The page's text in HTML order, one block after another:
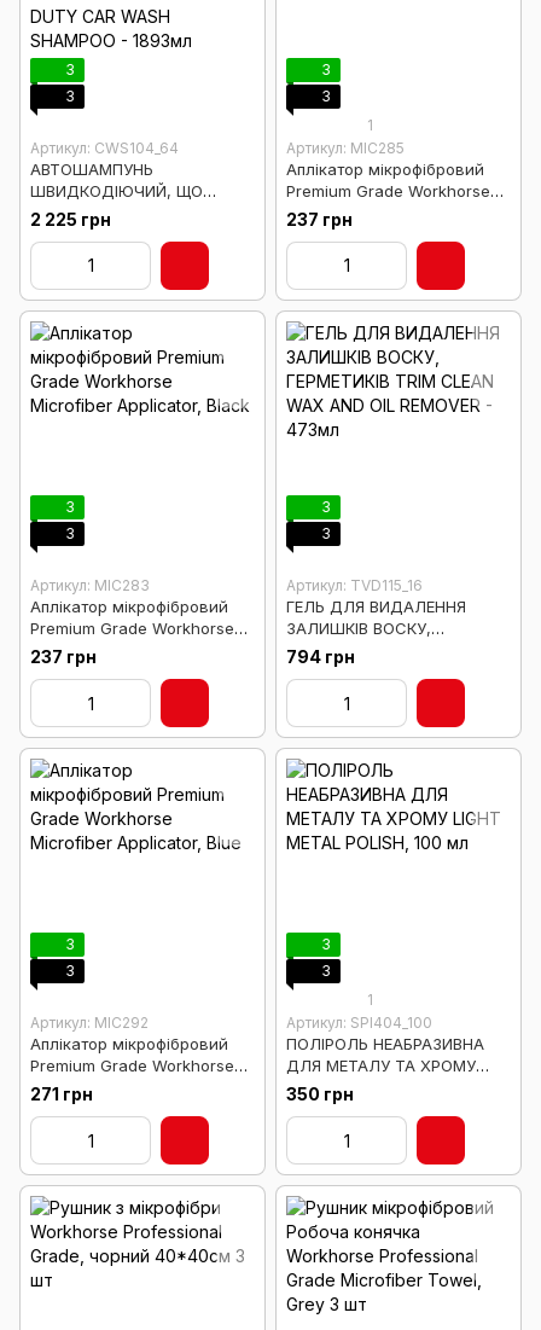
3
3
Артикул: CWS104_64
АВТОШАМПУНЬ
ШВИДКОДІЮЧИЙ, ЩО
ОЧИЩУЄ СМОЛИ ТА СЛІДИ
ВІД КОМАХ BUG PLUS TAR
REMOVER HEAVY DUTY CAR
WASH SHAMPOO - 1893мл
2 225 грн
3
3
1
Артикул: MIC285
Аплікатор мікрофібровий
Premium Grade Workhorse
Microfiber Applicator, Grey
237 грн
3
3
Артикул: MIC283
Аплікатор мікрофібровий
Premium Grade Workhorse
Microfiber Applicator, Black
237 грн
3
3
Артикул: TVD115_16
ГЕЛЬ ДЛЯ ВИДАЛЕННЯ
ЗАЛИШКІВ ВОСКУ,
ГЕРМЕТИКІВ TRIM CLEAN
WAX AND OIL REMOVER -
794 грн
3
3
Артикул: MIC292
Аплікатор мікрофібровий
Premium Grade Workhorse
Microfiber Applicator, Blue
271 грн
3
3
1
Артикул: SPI404_100
ПОЛІРОЛЬ НЕАБРАЗИВНА
ДЛЯ МЕТАЛУ ТА ХРОМУ
LIGHT METAL POLISH, 100 мл
350 грн